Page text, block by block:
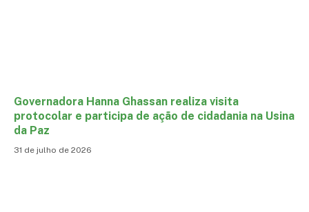
Governadora Hanna Ghassan realiza visita
protocolar e participa de ação de cidadania na Usina
da Paz
31 de julho de 2026